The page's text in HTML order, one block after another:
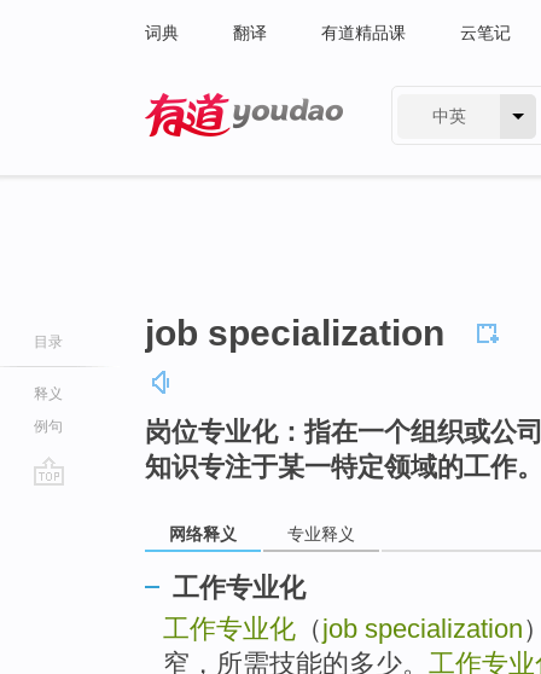
词典 翻译 有道精品课 云笔记
中英
目录
释义
例句
job specialization
岗位专业化：指在一个组织或公
知识专注于某一特定领域的工作
网络释义 专业释义
工作专业化
工作专业化 （job specialization
窄，所需技能的多少。 工作专业